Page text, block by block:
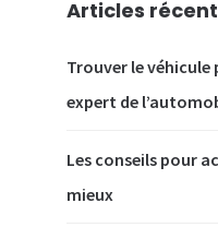
Articles
Trouver le
expert de
Les conseils pour
mieux